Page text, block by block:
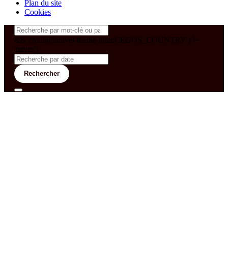
Plan du site
Cookies
&& config('laravel-theme-inter.CEGOS_COUNTRY') !=
'neves')
Rechercher